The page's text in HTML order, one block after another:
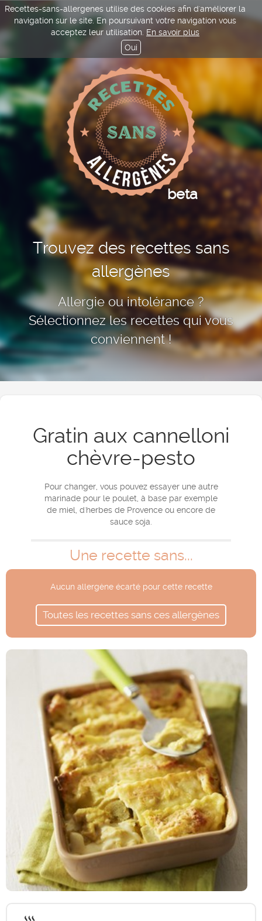
Recettes-sans-allergenes utilise des cookies afin d'améliorer la
navigation sur le site. En poursuivant votre navigation vous
acceptez leur utilisation. En savoir plus
Oui
beta
Trouvez des recettes sans
allergènes
Allergie ou intolérance ?
Sélectionnez les recettes qui vous
conviennent !
Gratin aux cannelloni
chèvre-pesto
Pour changer, vous pouvez essayer une autre
marinade pour le poulet, à base par exemple
de miel, d'herbes de Provence ou encore de
sauce soja.
Une recette sans...
Aucun allergène écarté pour cette recette
Toutes les recettes sans ces allergènes